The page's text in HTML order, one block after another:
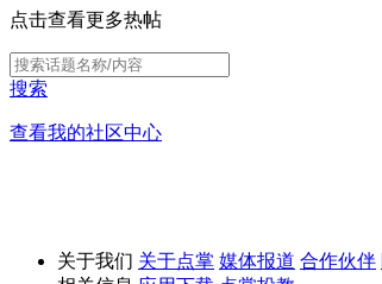
点击查看更多热帖
搜索
查看我的社区中心
关于我们 关于点掌 媒体报道 合作伙伴